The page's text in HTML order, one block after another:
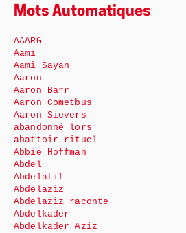
Mots Automatiques
AAARG
Aami
Aami Sayan
Aaron
Aaron Barr
Aaron Cometbus
Aaron Sievers
abandonné lors
abattoir rituel
Abbie Hoffman
Abdel
Abdelatif
Abdelaziz
Abdelaziz raconte
Abdelkader
Abdelkader Aziz